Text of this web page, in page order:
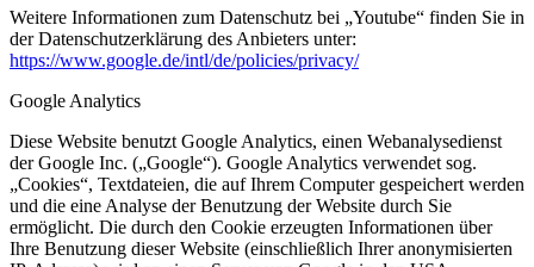
Weitere Informationen zum Datenschutz bei „Youtube“ finden Sie in
der Datenschutzerklärung des Anbieters unter:
https://www.google.de/intl/de/policies/privacy/
Google Analytics
Diese Website benutzt Google Analytics, einen Webanalysedienst
der Google Inc. („Google“). Google Analytics verwendet sog.
„Cookies“, Textdateien, die auf Ihrem Computer gespeichert werden
und die eine Analyse der Benutzung der Website durch Sie
ermöglicht. Die durch den Cookie erzeugten Informationen über
Ihre Benutzung dieser Website (einschließlich Ihrer anonymisierten